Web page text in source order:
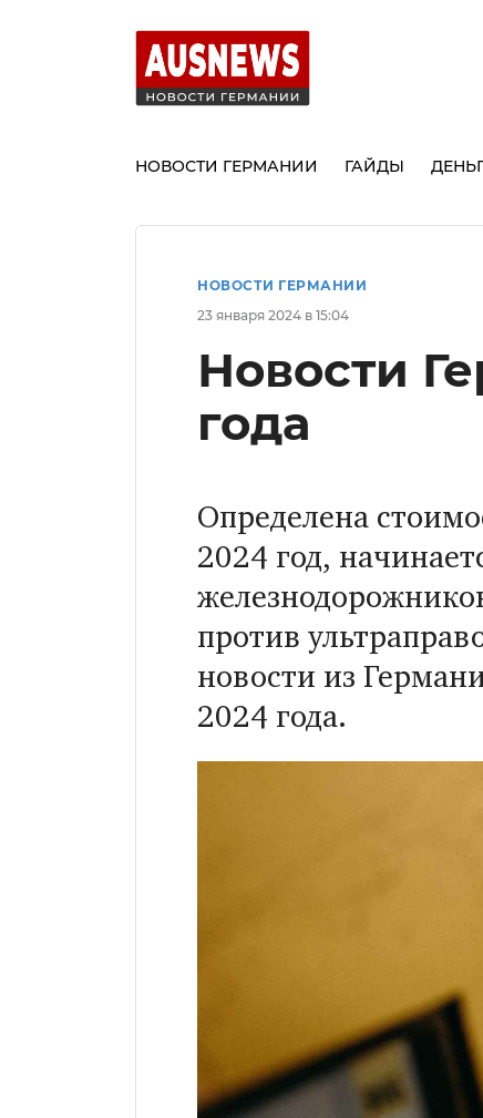
НОВОСТИ ГЕРМАНИИ ГАЙДЫ
НОВОСТИ ГЕРМАНИИ
23 января 2024 в 15:04
Новости
года
Определена
2024 год,
против
новости из
2024 года.